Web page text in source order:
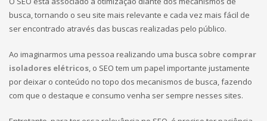
busca, tornando o seu site mais relevante e cada vez mais fácil de
ser encontrado através das buscas realizadas pelo público.
Ao imaginarmos uma pessoa realizando uma busca sobre comprar
isoladores elétricos, o SEO tem um papel importante justamente
por deixar o conteúdo no topo dos mecanismos de busca, fazendo
com que o destaque e consumo venha ser sempre nesses sites.